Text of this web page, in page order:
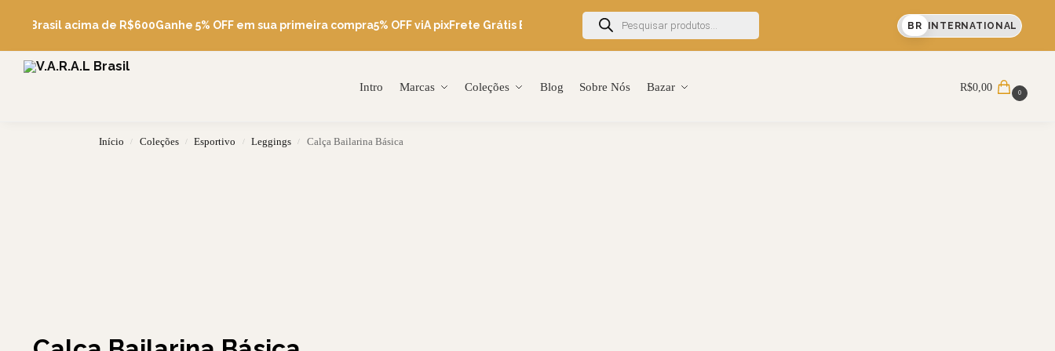
Brasil acima de R$600Ganhe 5% OFF em sua primeira compra5% OFF viA pixFrete Grátis Brasil acima de R$600Ganhe 5% OFF em sua primeira compra BR INTERNATIONAL
Intro Marcas Coleções Blog Sobre Nós Bazar
Pesquise
R$0,00 0
Início / Coleções / Esportivo / Leggings / Calça Bailarina Básica